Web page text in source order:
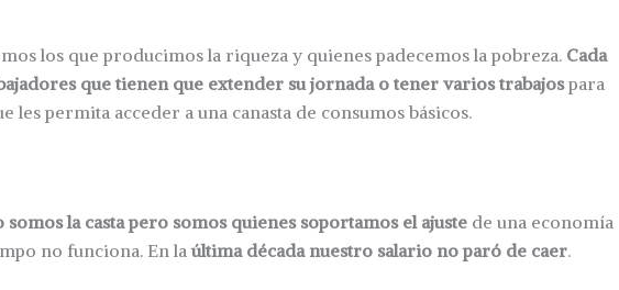
los que producimos la riqueza y quienes padecemos la pobreza. Cada
que tienen que extender su jornada o tener varios trabajospara
les permita acceder a una canasta de consumos básicos.
somos la casta pero somos quienes soportamos el ajuste de una economía
no funciona. En laúltima década nuestro salario no paró de caer.